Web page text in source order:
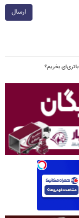
ارسال
بخریم؟